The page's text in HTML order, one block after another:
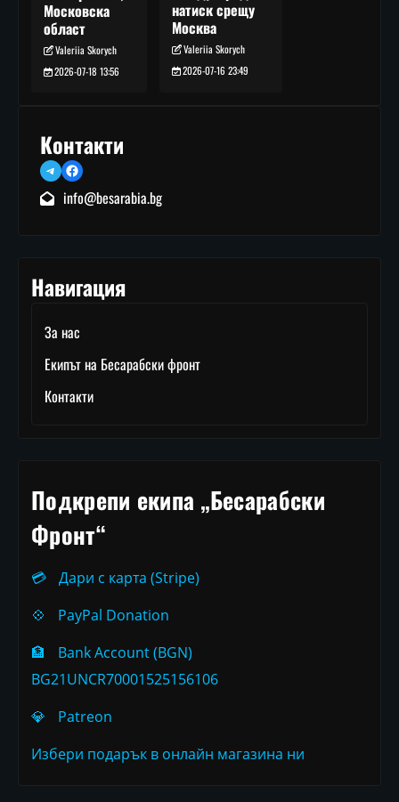
Московска
област
Valeriia Skorych
2026-07-18 13:56
натиск срещу
Москва
Valeriia Skorych
2026-07-16 23:49
Контакти
TelegramFacebook
info@besarabia.bg
Навигация
За нас
Екипът на Бесарабски фронт
Контакти
Подкрепи екипа „Бесарабски
Фронт“
💳
Дари с карта (Stripe)
💠
PayPal Donation
🏦
Bank Account (BGN)
BG21UNCR70001525156106
💎
Patreon
Избери подарък в онлайн магазина ни